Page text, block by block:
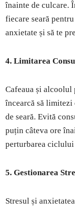
înainte de culcare.
fiecare seară
anxietate și să te
4. Limitarea
Cafeaua și alcoolul
încearcă să limitezi
de seară. Evită
puțin câteva ore
perturbarea ciclului
5. Gestionarea
Stresul și